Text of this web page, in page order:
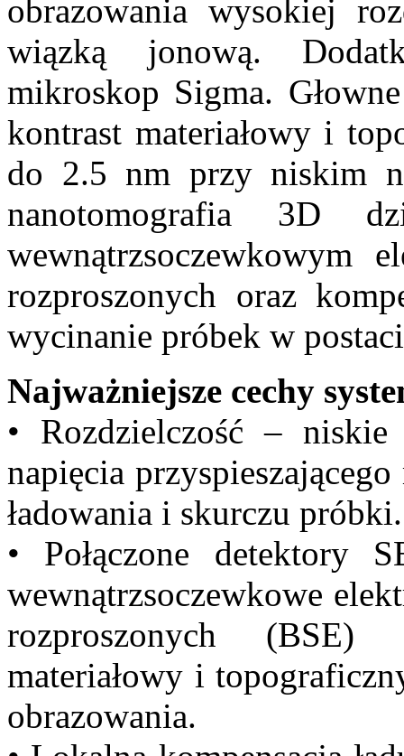
obrazowania wysokiej
wiązką jonową.
mikroskop Sigma.
kontrast materiałowy i
do 2.5 nm przy niskim
nanotomografia 3D
wewnątrzsoczewkowym
rozproszonych oraz
wycinanie próbek w
Najważniejsze cechy
• Rozdzielczość –
napięcia
ładowania i skurczu próbki.
• Połączone detektory
wewnątrzsoczewkowe
rozproszonych (BSE)
materiałowy i
obrazowania.